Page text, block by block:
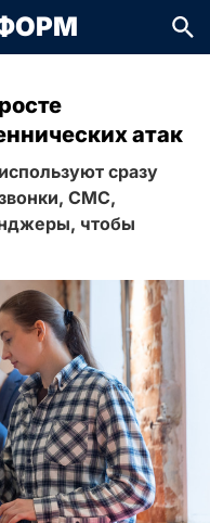
атак
сразу
звонки, СМС,
чтобы